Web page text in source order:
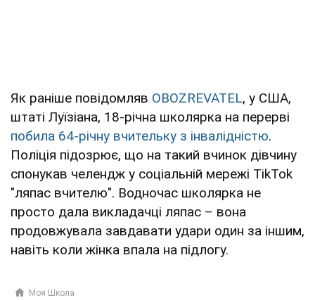
Як раніше повідомляв OBOZREVATEL, у США,
штаті Луїзіана, 18-річна школярка на перерві
побила 64-річну вчительку з інвалідністю.
Поліція підозрює, що на такий вчинок дівчину
спонукав челендж у соціальній мережі TikTok
"ляпас вчителю". Водночас школярка не
просто дала викладачці ляпас – вона
продовжувала завдавати удари один за іншим,
навіть коли жінка впала на підлогу.
Моя Школа